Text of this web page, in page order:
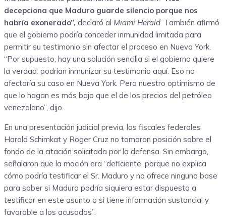
decepciona que Maduro guarde silencio porque nos
habría exonerado”, declaró al Miami Herald. También afirmó
que el gobierno podría conceder inmunidad limitada para
permitir su testimonio sin afectar el proceso en Nueva York.
“Por supuesto, hay una solución sencilla si el gobierno quiere
la verdad: podrían inmunizar su testimonio aquí. Eso no
afectaría su caso en Nueva York. Pero nuestro optimismo de
que lo hagan es más bajo que el de los precios del petróleo
venezolano”, dijo.
En una presentación judicial previa, los fiscales federales
Harold Schimkat y Roger Cruz no tomaron posición sobre el
fondo de la citación solicitada por la defensa. Sin embargo,
señalaron que la moción era “deficiente, porque no explica
cómo podría testificar el Sr. Maduro y no ofrece ninguna base
para saber si Maduro podría siquiera estar dispuesto a
testificar en este asunto o si tiene información sustancial y
favorable a los acusados”.